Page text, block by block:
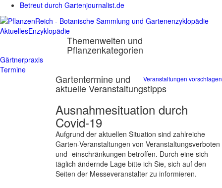
Betreut durch Gartenjournalist.de
AktuellesEnzyklopädie
Themenwelten und
Pflanzenkategorien
Gärtnerpraxis
Termine
Veranstaltungen vorschlagen
Gartentermine und
aktuelle Veranstaltungstipps
Ausnahmesituation durch
Covid-19
Aufgrund der aktuellen Situation sind zahlreiche
Garten-Veranstaltungen von Veranstaltungsverboten
und -einschränkungen betroffen. Durch eine sich
täglich ändernde Lage bitte ich Sie, sich auf den
Seiten der Messeveranstalter zu informieren.